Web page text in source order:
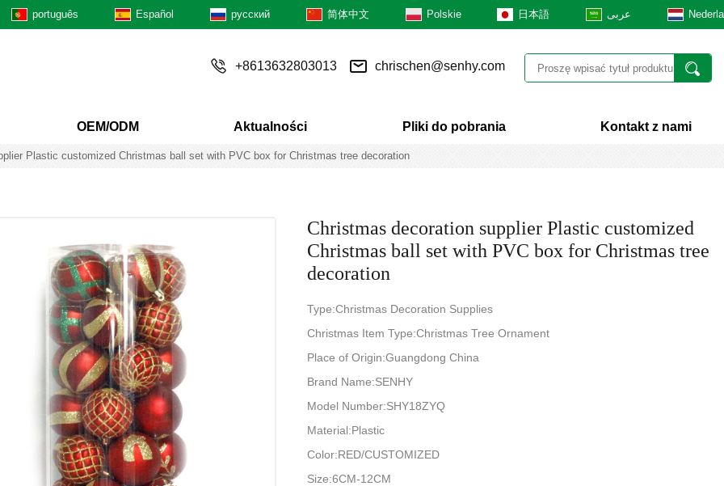
português Español русский 简体中文 Polskie 日本語 عربى
+8613632803013 chrischen@senhy.com
OEM/ODM Aktualności Pliki do pobrania Kontakt z nami
Plastic customized Christmas ball set with PVC box for Christmas tree decoration
Christmas decoration supplier Plastic customized
Christmas ball set with PVC box for Christmas tree
decoration
Type:Christmas Decoration Supplies
Christmas Item Type:Christmas Tree Ornament
Place of Origin:Guangdong China
Brand Name:SENHY
Model Number:SHY18ZYQ
Material:Plastic
Color:RED/CUSTOMIZED
Size:6CM-12CM